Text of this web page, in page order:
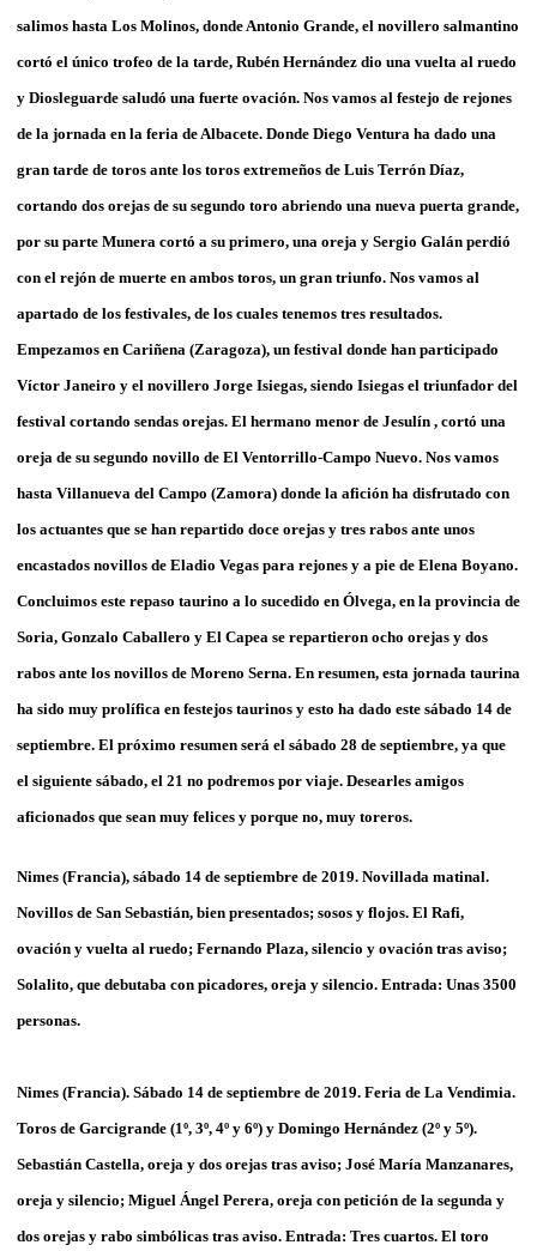
salimos hasta Los Molinos, donde Antonio Grande, el novillero salmantino
cortó el único trofeo de la tarde, Rubén Hernández dio una vuelta al ruedo
y Diosleguarde saludó una fuerte ovación. Nos vamos al festejo de rejones
de la jornada en la feria de Albacete. Donde Diego Ventura ha dado una
gran tarde de toros ante los toros extremeños de Luis Terrón Díaz,
cortando dos orejas de su segundo toro abriendo una nueva puerta grande,
por su parte Munera cortó a su primero, una oreja y Sergio Galán perdió
con el rejón de muerte en ambos toros, un gran triunfo. Nos vamos al
apartado de los festivales, de los cuales tenemos tres resultados.
Empezamos en Cariñena (Zaragoza), un festival donde han participado
Víctor Janeiro y el novillero Jorge Isiegas, siendo Isiegas el triunfador del
festival cortando sendas orejas. El hermano menor de Jesulín , cortó una
oreja de su segundo novillo de El Ventorrillo-Campo Nuevo. Nos vamos
hasta Villanueva del Campo (Zamora) donde la afición ha disfrutado con
los actuantes que se han repartido doce orejas y tres rabos ante unos
encastados novillos de Eladio Vegas para rejones y a pie de Elena Boyano.
Concluimos este repaso taurino a lo sucedido en Ólvega, en la provincia de
Soria, Gonzalo Caballero y El Capea se repartieron ocho orejas y dos
rabos ante los novillos de Moreno Serna. En resumen, esta jornada taurina
ha sido muy prolífica en festejos taurinos y esto ha dado este sábado 14 de
septiembre. El próximo resumen será el sábado 28 de septiembre, ya que
el siguiente sábado, el 21 no podremos por viaje. Desearles amigos
aficionados que sean muy felices y porque no, muy toreros.
Nimes (Francia), sábado 14 de septiembre de 2019. Novillada matinal.
Novillos de San Sebastián, bien presentados; sosos y flojos. El Rafi,
ovación y vuelta al ruedo; Fernando Plaza, silencio y ovación tras aviso;
Solalito, que debutaba con picadores, oreja y silencio. Entrada: Unas 3500
personas.
Nimes (Francia). Sábado 14 de septiembre de 2019. Feria de La Vendimia.
Toros de Garcigrande (1º, 3º, 4º y 6º) y Domingo Hernández (2º y 5º).
Sebastián Castella, oreja y dos orejas tras aviso; José María Manzanares,
oreja y silencio; Miguel Ángel Perera, oreja con petición de la segunda y
dos orejas y rabo simbólicas tras aviso. Entrada: Tres cuartos. El toro